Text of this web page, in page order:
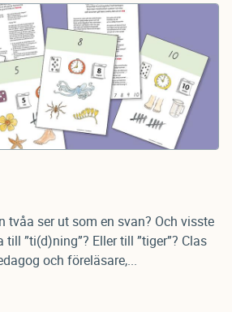
tvåa ser ut som en svan? Och visste
”ti(d)ning”? Eller till ”tiger”? Clas
och föreläsare,...